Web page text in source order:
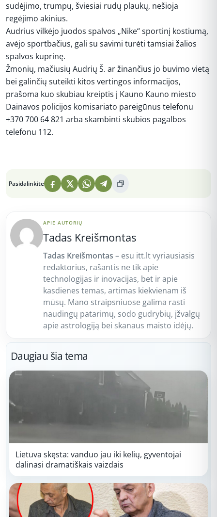
sudėjimo, trumpų, šviesiai rudų plaukų, nešioja
regėjimo akinius.
Audrius vilkėjo juodos spalvos „Nike“ sportinį kostiumą,
avėjo sportbačius, gali su savimi turėti tamsiai žalios
spalvos kuprinę.
Žmonių, mačiusių Audrių Š. ar žinančius jo buvimo vietą
bei galinčių suteikti kitos vertingos informacijos,
prašoma kuo skubiau kreiptis į Kauno Kauno miesto
Dainavos policijos komisariato pareigūnus telefonu
+370 700 64 821 arba skambinti skubios pagalbos
telefonu 112.
Pasidalinkite
APIE AUTORIŲ
Tadas Kreišmontas
Tadas Kreišmontas – esu itt.lt vyriausiasis
redaktorius, rašantis ne tik apie
technologijas ir inovacijas, bet ir apie
kasdienes temas, artimas kiekvienam iš
mūsų. Mano straipsniuose galima rasti
naudingų patarimų, sodo gudrybių, įžvalgų
apie astrologiją bei skanaus maisto idėjų.
Daugiau šia tema
Lietuva skęsta: vanduo jau iki kelių, gyventojai
dalinasi dramatiškais vaizdais